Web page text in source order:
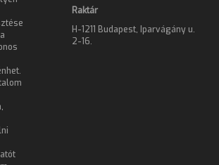
Raktár
H-1211 Budapest, Iparvágány u.
2-16.